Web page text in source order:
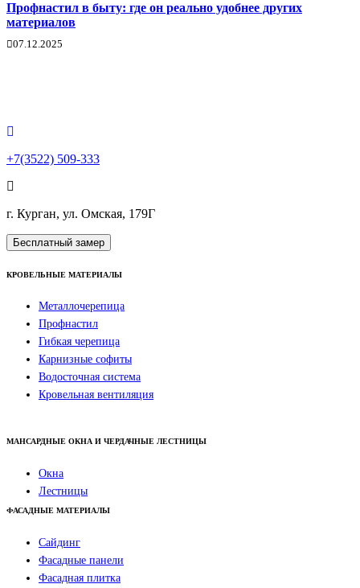
Профнастил в быту: где он реально удобнее других
материалов
07.12.2025
+7(3522) 509-333
г. Курган, ул. Омская, 179Г
Бесплатный замер
КРОВЕЛЬНЫЕ МАТЕРИАЛЫ
Металлочерепица
Профнастил
Гибкая черепица
Карнизные софиты
Водосточная система
Кровельная вентиляция
МАНСАРДНЫЕ ОКНА И ЧЕРДАЧНЫЕ ЛЕСТНИЦЫ
Окна
Лестницы
ФАСАДНЫЕ МАТЕРИАЛЫ
Сайдинг
Фасадные панели
Фасадная плитка